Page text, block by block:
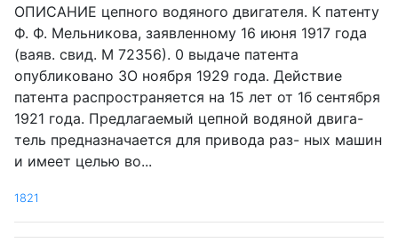
ОПИСАНИЕ цепного водяного двигателя. К патенту
Ф. Ф. Мельникова, заявленному 16 июня 1917 года
(ваяв. свид. М 72356). 0 выдаче патента
опубликовано ЗО ноября 1929 года. Действие
патента распространяется на 15 лет от 1б сентября
1921 года. Предлагаемый цепной водяной двига-
тель предназначается для привода раз- ных машин
и имеет целью во...
1821